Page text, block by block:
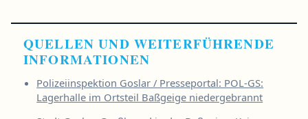
QUELLEN UND WEITERFÜHRENDE
INFORMATIONEN
Polizeiinspektion Goslar / Presseportal: POL-GS:
Lagerhalle im Ortsteil Baßgeige niedergebrannt